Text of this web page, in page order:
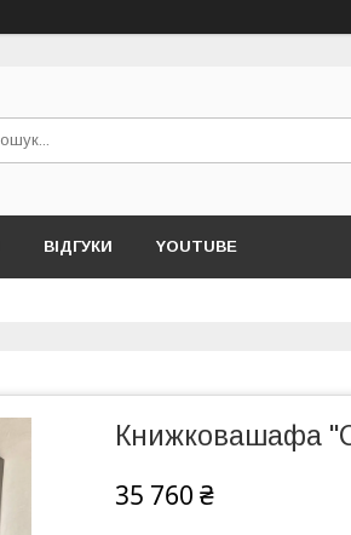
ВІДГУКИ YOUTUBE
Книжковашафа
35 760 ₴